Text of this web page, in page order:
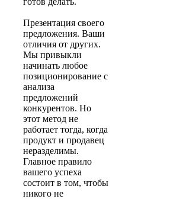
Презентация своего
предложения. Ваши
отличия от других.
Мы привыкли
начинать любое
позиционирование с
анализа
предложений
конкурентов. Но
этот метод не
работает тогда, когда
продукт и продавец
неразделимы.
Главное правило
вашего успеха
состоит в том, чтобы
никого не